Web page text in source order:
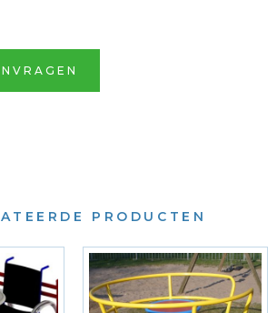
PRODUCTEN